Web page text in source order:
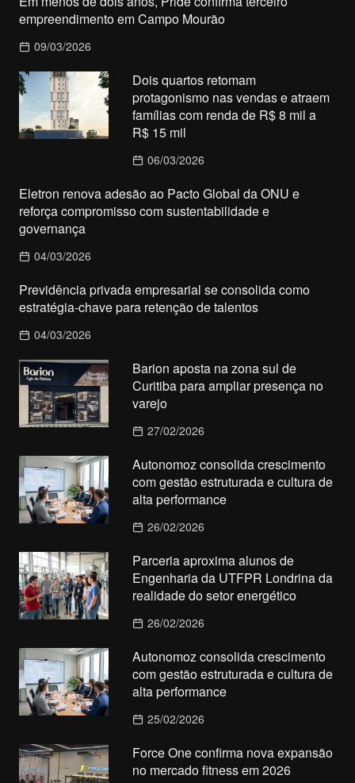
empreendimento em Campo Mourão
09/03/2026
Dois quartos retomam
protagonismo nas vendas e atraem
famílias com renda de R$ 8 mil a
R$ 15 mil
06/03/2026
Eletron renova adesão ao Pacto Global da ONU e
reforça compromisso com sustentabilidade e
governança
04/03/2026
Previdência privada empresarial se consolida como
estratégia-chave para retenção de talentos
04/03/2026
Barion aposta na zona sul de
Curitiba para ampliar presença no
varejo
27/02/2026
Autonomoz consolida crescimento
com gestão estruturada e cultura de
alta performance
26/02/2026
Parceria aproxima alunos de
Engenharia da UTFPR Londrina da
realidade do setor energético
26/02/2026
Autonomoz consolida crescimento
com gestão estruturada e cultura de
alta performance
25/02/2026
Force One confirma nova expansão
no mercado fitness em 2026